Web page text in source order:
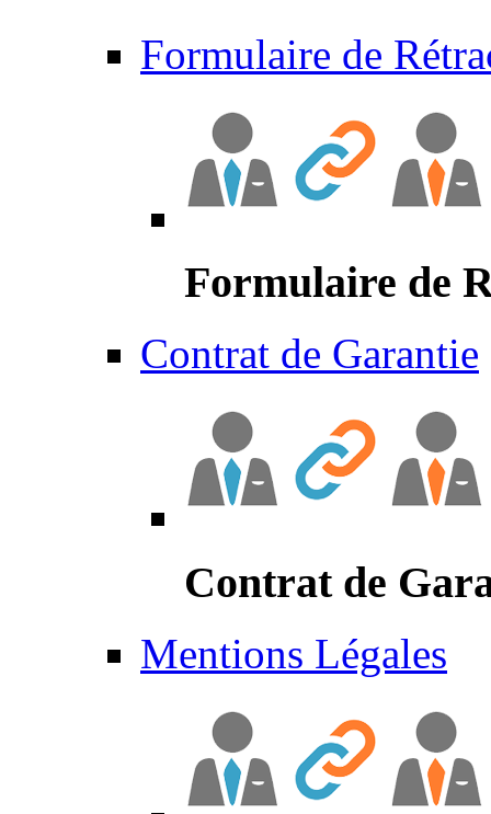
Formulaire de
Formulaire de
Contrat de Garantie
Contrat de
Mentions Légales